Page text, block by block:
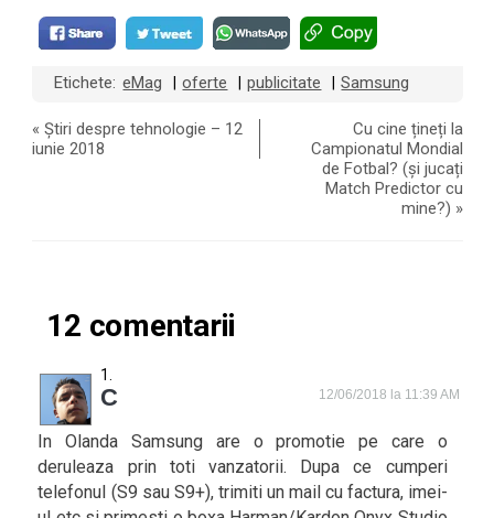
Etichete: eMag oferte publicitate Samsung
«Știri despre tehnologie – 12
iunie 2018
Cu cine țineți la
Campionatul Mondial
de Fotbal? (și jucați
Match Predictor cu
mine?) »
12 comentarii
C 12/06/2018 la 11:39 AM
In Olanda Samsung are o promotie pe care o
deruleaza prin toti vanzatorii. Dupa ce cumperi
telefonul (S9 sau S9+), trimiti un mail cu factura, imei-